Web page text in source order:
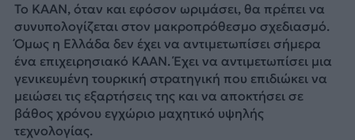
Το KAAN, όταν και εφόσον ωριμάσει, θα πρέπει να
συνυπολογίζεται στον μακροπρόθεσμο σχεδιασμό.
Όμως η Ελλάδα δεν έχει να αντιμετωπίσει σήμερα
ένα επιχειρησιακό KAAN. Έχει να αντιμετωπίσει μια
γενικευμένη τουρκική στρατηγική που επιδιώκει να
μειώσει τις εξαρτήσεις της και να αποκτήσει σε
βάθος χρόνου εγχώριο μαχητικό υψηλής
τεχνολογίας.